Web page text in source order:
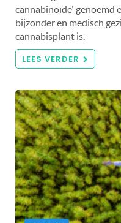
cannabinoïde' genoemd
bijzonder en medisch
cannabisplant is.
LEES VERDER